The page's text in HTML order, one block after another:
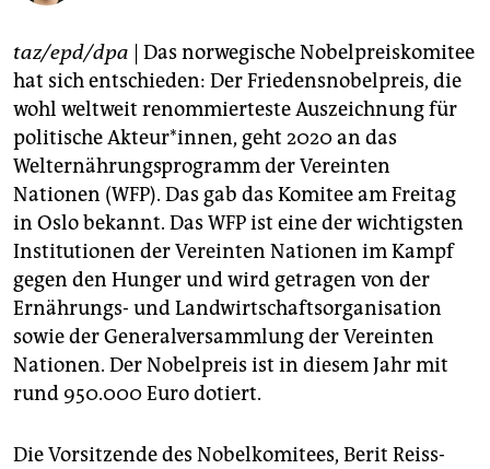
fragen & hilfe
unterstützen
abo
genossenschaft
epaper login
taz/epd/dpa | Das norwegische Nobelpreiskomitee
hat sich entschieden: Der Friedensnobelpreis, die
wohl weltweit renommierteste Auszeichnung für
politische Akteur*innen, geht 2020 an das
Welternährungsprogramm der Vereinten
Nationen (WFP). Das gab das Komitee am Freitag
in Oslo bekannt. Das WFP ist eine der wichtigsten
Institutionen der Vereinten Nationen im Kampf
gegen den Hunger und wird getragen von der
Ernährungs- und Landwirtschaftsorganisation
sowie der Generalversammlung der Vereinten
Nationen. Der Nobelpreis ist in diesem Jahr mit
rund 950.000 Euro dotiert.
Die Vorsitzende des Nobelkomitees, Berit Reiss-